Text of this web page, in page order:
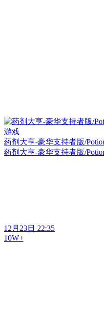
药剂大亨-豪华支持者版/
药剂大亨-豪华支持者版/
12月23日 22:35
10W+